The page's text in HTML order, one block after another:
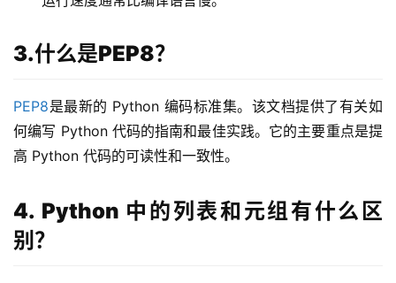
3.什么是PEP8？
PEP8是最新的 Python 编码标准集。该文档提供了有关如
何编写 Python 代码的指南和最佳实践。它的主要重点是提
高 Python 代码的可读性和一致性。
4. Python 中的列表和元组有什么区
别？